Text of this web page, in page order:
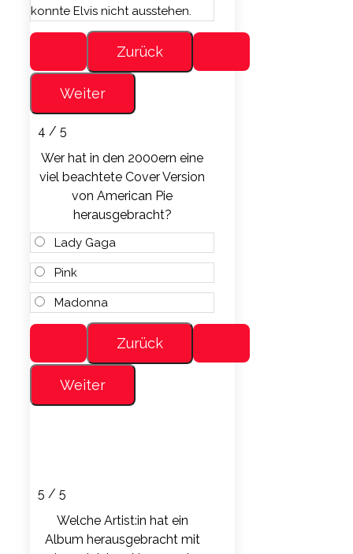
konnte Elvis nicht ausstehen.
4 / 5
Wer hat in den 2000ern eine
viel beachtete Cover Version
von American Pie
herausgebracht?
Lady Gaga
Pink
Madonna
5 / 5
Welche Artist:in hat ein
Album herausgebracht mit